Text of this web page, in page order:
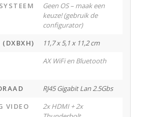
Geen OS – maak een
keuze! (gebruik de
configurator)
11,7 x 5,1 x 11,2 cm
AX WiFi en Bluetooth
RJ45 Gigabit Lan 2.5Gbs
VIDEO
2x HDMI + 2x